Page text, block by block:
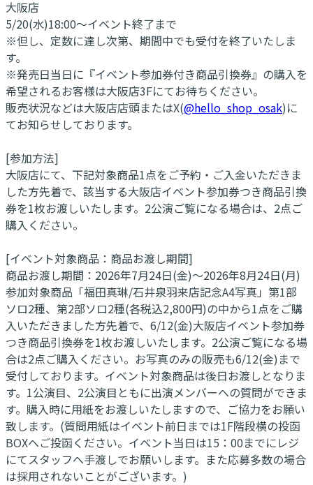
大阪店
5/20(水)18:00～イベント終了まで
※但し、定数に達し次第、期間中でも受付を終了いたしま
す。
※発売日当日に『イベント参加券付き商品引換券』の購入を
希望されるお客様は大阪店3Fにてお待ちください。
販売状況などは大阪店店頭またはX(@hello_shop_osak)に
てお知らせしております。
[参加方法]
大阪店にて、下記対象商品1点をご予約・ご入金いただきま
した方先着で、該当する大阪店イベント参加券つき商品引換
券を1枚お渡しいたします。2公演ご覧になる場合は、2点ご
購入ください。
[イベント対象商品：商品お渡し期間]
商品お渡し期間：2026年7月24日(金)～2026年8月24日(月)
参加対象商品「福田真琳/石井泉羽来店記念A4写真」第1部
ソロ2種、第2部ソロ2種(各税込2,800円)の中から1点をご購
入いただきました方先着で、6/12(金)大阪店イベント参加券
つき商品引換券を1枚お渡しいたします。2公演ご覧になる場
合は2点ご購入ください。お写真のみの販売も6/12(金)まで
受付しております。イベント対象商品は後日お渡しとなりま
す。1公演目、2公演目ともに出演メンバーへの質問ができま
す。購入時に用紙をお渡しいたしますので、ご協力をお願い
致します。(質問用紙はイベント前日までは1F階段横の投函
BOXへご投函ください。イベント当日は15：00までにレジ
にてスタッフへ手渡しでお願いします。また応募多数の場合
は採用されないことがございます。)